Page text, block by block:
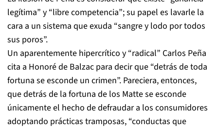
legítima” y “libre competencia”; su papel es lavarle la
cara a un sistema que exuda “sangre y lodo por todos
sus poros”.
Un aparentemente hipercrítico y “radical” Carlos Peña
cita a Honoré de Balzac para decir que “detrás de toda
fortuna se esconde un crimen”. Pareciera, entonces,
que detrás de la fortuna de los Matte se esconde
únicamente el hecho de defraudar a los consumidores
adoptando prácticas tramposas, “conductas que